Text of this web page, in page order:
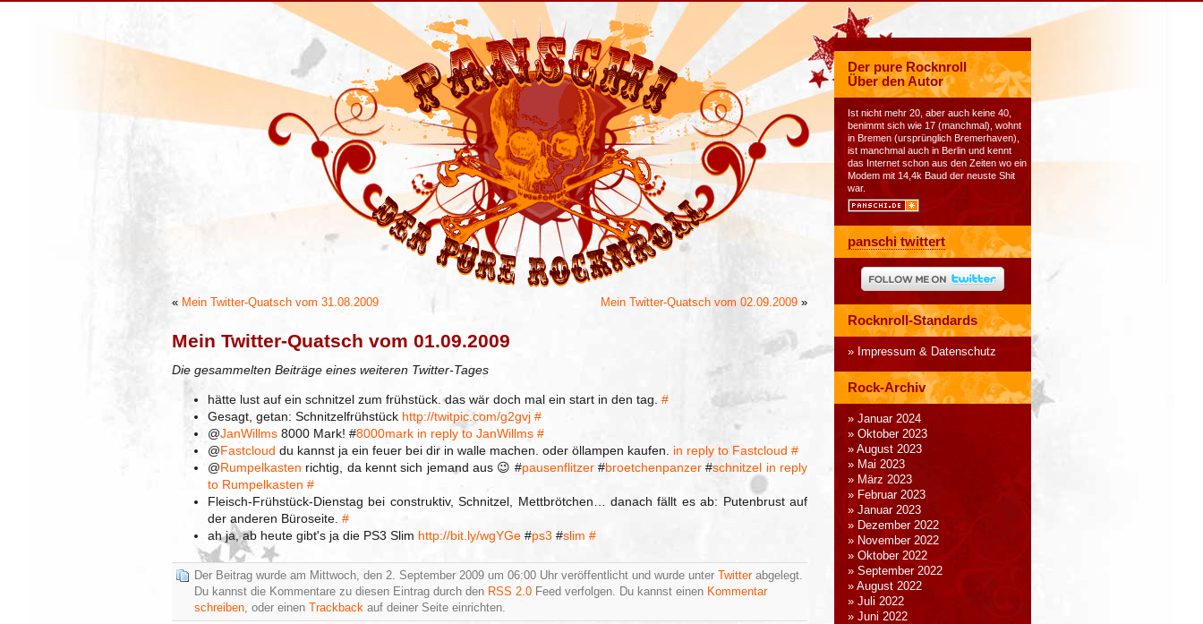
« Mein Twitter-Quatsch vom 31.08.2009 Mein Twitter-Quatsch vom 02.09.2009 »
Mein Twitter-Quatsch vom 01.09.2009
Die gesammelten Beiträge eines weiteren Twitter-Tages
hätte lust auf ein schnitzel zum frühstück. das wär doch mal ein start in den tag. #
Gesagt, getan: Schnitzelfrühstück http://twitpic.com/g2gvj #
@JanWillms 8000 Mark! #8000mark in reply to JanWillms #
@Fastcloud du kannst ja ein feuer bei dir in walle machen. oder öllampen kaufen. in reply to Fastcloud #
@Rumpelkasten richtig, da kennt sich jemand aus 😉 #pausenflitzer#broetchenpanzer #schnitzel in reply
to Rumpelkasten #
Fleisch-Frühstück-Dienstag bei construktiv, Schnitzel, Mettbrötchen… danach fällt es ab: Putenbrust auf
der anderen Büroseite. #
ah ja, ab heute gibt's ja die PS3 Slim http://bit.ly/wgYGe #ps3 #slim #
Der Beitrag wurde am Mittwoch, den 2. September 2009 um 06:00 Uhr veröffentlicht und wurde unter Twitterabgelegt.
Du kannst die Kommentare zu diesen Eintrag durch den RSS 2.0 Feed verfolgen. Du kannst einen Kommentar
schreiben, oder einen Trackback auf deiner Seite einrichten.
Der pure Rocknroll
Über den Autor
Ist nicht mehr 20, aber auch keine 40,
benimmt sich wie 17 (manchmal), wohnt
in Bremen (ursprünglich Bremerhaven),
ist manchmal auch in Berlin und kennt
das Internet schon aus den Zeiten wo ein
Modem mit 14,4k Baud der neuste Shit
war.
panschi twittert
Rocknroll-Standards
Impressum & Datenschutz
Rock-Archiv
Januar 2024
Oktober 2023
August 2023
Mai 2023
März 2023
Februar 2023
Januar 2023
Dezember 2022
November 2022
Oktober 2022
September 2022
August 2022
Juli 2022
Juni 2022